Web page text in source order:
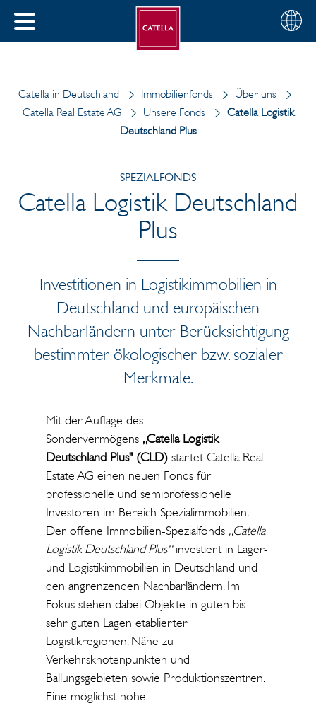
SCHLIESSEN
Wählen
Sie
Deutsch
Catella in Deutschland Immobilienfonds
Über uns
Catella Real Estate AG
Unsere Fonds
Catella Logistik
Deutschland Plus
SPEZIALFONDS
Catella Logistik Deutschland
Plus
Investitionen in Logistikimmobilien in
Deutschland und europäischen
Nachbarländern unter Berücksichtigung
bestimmter ökologischer bzw. sozialer
Merkmale.
Mit der Auflage des
Sondervermögens „Catella Logistik
Deutschland Plus" (CLD)startet Catella Real
Estate AG einen neuen Fonds für
professionelle und semiprofessionelle
Investoren im Bereich Spezialimmobilien.
Der offene Immobilien-Spezialfonds „Catella
Logistik Deutschland Plus“investiert in Lager-
und Logistikimmobilien in Deutschland und
den angrenzenden Nachbarländern. Im
Fokus stehen dabei Objekte in guten bis
sehr guten Lagen etablierter
Logistikregionen, Nähe zu
Verkehrsknotenpunkten und
Ballungsgebieten sowie Produktionszentren.
Eine möglichst hohe